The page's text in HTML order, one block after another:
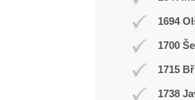
1694
1700
1715
1738